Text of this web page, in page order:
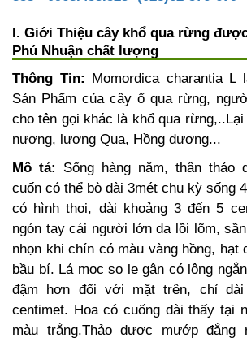
I. Giới Thiệu cây khổ qua rừng
Phú Nhuận chất lượng
Thông Tin: Momordica charantia L
Sản Phẩm của cây ổ qua rừng,
cho tên gọi khác là khổ qua
nương, lương Qua, Hồng dương...
Mô tả:
Sống hàng năm, thân thảo
cuốn có thể bò dài 3mét chu kỳ sống
có hình thoi, dài khoảng 3 đến 5
ngón tay cái người lớn da lồi lõm,
nhọn khi chín có màu vàng hồng, hạt
bầu bí. Lá mọc so le gân có lông
đậm hơn đối với mặt trên, chỉ
centimet. Hoa có cuống dài thấy tại
màu trắng.Thảo dược mướp